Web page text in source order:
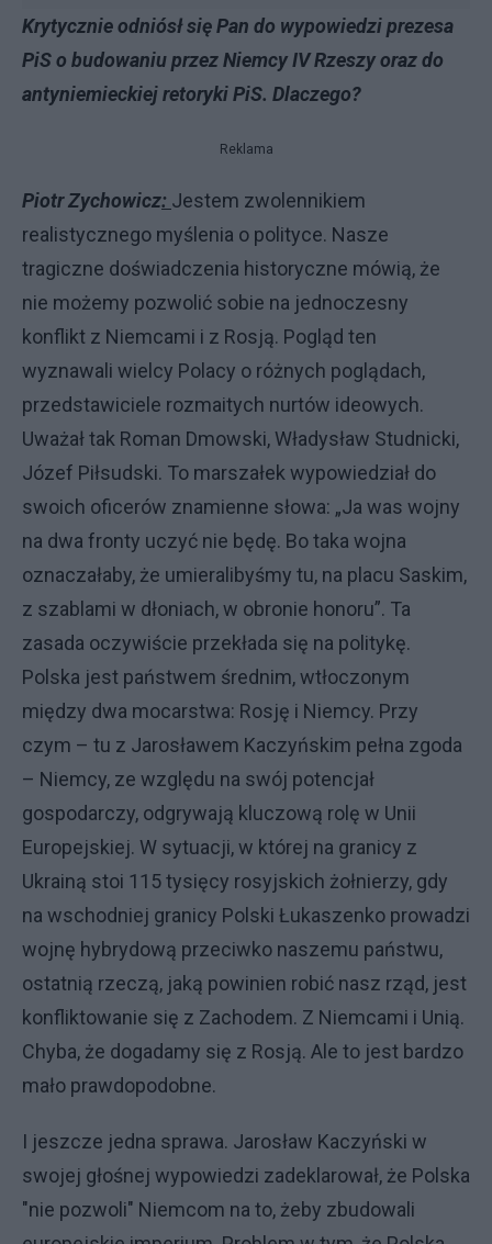
Krytycznie odniósł się Pan do wypowiedzi prezesa
PiS o budowaniu przez Niemcy IV Rzeszy oraz do
antyniemieckiej retoryki PiS. Dlaczego?
Reklama
Piotr Zychowicz: Jestem zwolennikiem
realistycznego myślenia o polityce. Nasze
tragiczne doświadczenia historyczne mówią, że
nie możemy pozwolić sobie na jednoczesny
konflikt z Niemcami i z Rosją. Pogląd ten
wyznawali wielcy Polacy o różnych poglądach,
przedstawiciele rozmaitych nurtów ideowych.
Uważał tak Roman Dmowski, Władysław Studnicki,
Józef Piłsudski. To marszałek wypowiedział do
swoich oficerów znamienne słowa: „Ja was wojny
na dwa fronty uczyć nie będę. Bo taka wojna
oznaczałaby, że umieralibyśmy tu, na placu Saskim,
z szablami w dłoniach, w obronie honoru”. Ta
zasada oczywiście przekłada się na politykę.
Polska jest państwem średnim, wtłoczonym
między dwa mocarstwa: Rosję i Niemcy. Przy
czym – tu z Jarosławem Kaczyńskim pełna zgoda
– Niemcy, ze względu na swój potencjał
gospodarczy, odgrywają kluczową rolę w Unii
Europejskiej. W sytuacji, w której na granicy z
Ukrainą stoi 115 tysięcy rosyjskich żołnierzy, gdy
na wschodniej granicy Polski Łukaszenko prowadzi
wojnę hybrydową przeciwko naszemu państwu,
ostatnią rzeczą, jaką powinien robić nasz rząd, jest
konfliktowanie się z Zachodem. Z Niemcami i Unią.
Chyba, że dogadamy się z Rosją. Ale to jest bardzo
mało prawdopodobne.
I jeszcze jedna sprawa. Jarosław Kaczyński w
swojej głośnej wypowiedzi zadeklarował, że Polska
"nie pozwoli" Niemcom na to, żeby zbudowali